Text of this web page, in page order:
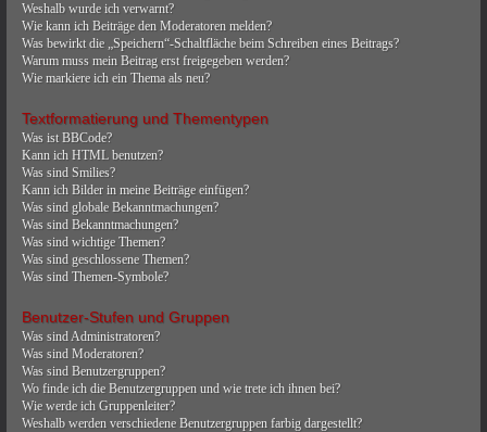
Weshalb wurde ich verwarnt?
Wie kann ich Beiträge den Moderatoren melden?
Was bewirkt die „Speichern“-Schaltfläche beim Schreiben eines Beitrags?
Warum muss mein Beitrag erst freigegeben werden?
Wie markiere ich ein Thema als neu?
Textformatierung und Thementypen
Was ist BBCode?
Kann ich HTML benutzen?
Was sind Smilies?
Kann ich Bilder in meine Beiträge einfügen?
Was sind globale Bekanntmachungen?
Was sind Bekanntmachungen?
Was sind wichtige Themen?
Was sind geschlossene Themen?
Was sind Themen-Symbole?
Benutzer-Stufen und Gruppen
Was sind Administratoren?
Was sind Moderatoren?
Was sind Benutzergruppen?
Wo finde ich die Benutzergruppen und wie trete ich ihnen bei?
Wie werde ich Gruppenleiter?
Weshalb werden verschiedene Benutzergruppen farbig dargestellt?